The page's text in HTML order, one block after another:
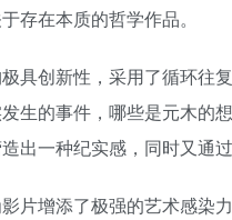
存在本质的哲学作品。
具创新性，采用了循环往
生的事件，哪些是元木的
出一种纪实感，同时又通
片增添了极强的艺术感染